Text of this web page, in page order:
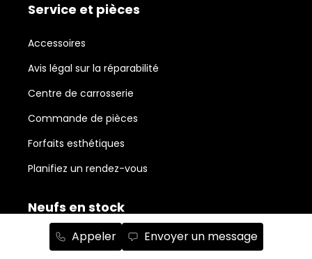
Appeler Envoyer un message
Service et pièces
Accessoires
Avis légal sur la réparabilité
Centre de carrosserie
Commande de pièces
Forfaits esthétiques
Planifiez un rendez-vous
Neufs en stock
RAM 1500